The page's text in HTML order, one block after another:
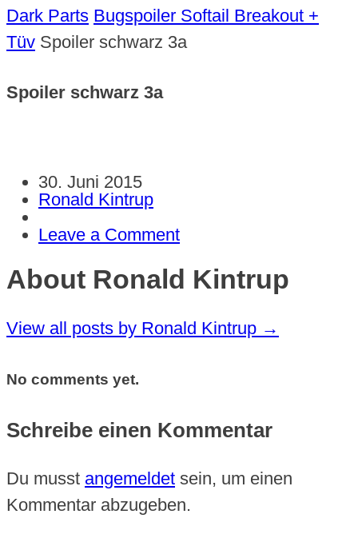
Dark Parts Bugspoiler Softail Breakout +
Tüv Spoiler schwarz 3a
Spoiler schwarz 3a
30. Juni 2015
Ronald Kintrup
Leave a Comment
About Ronald Kintrup
View all posts by Ronald Kintrup →
No comments yet.
Schreibe einen Kommentar
Du musst angemeldet sein, um einen
Kommentar abzugeben.